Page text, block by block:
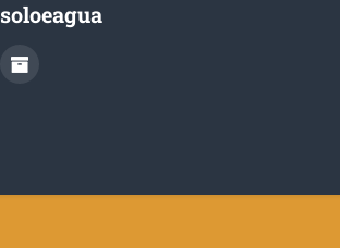
soloeagua